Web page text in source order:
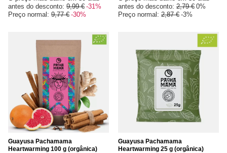
antes do desconto: 9,99 € -31%
Preço normal: 9,77 € -30%
antes do desconto: 2,79 € 0%
Preço normal: 2,87 € -3%
Guayusa Pachamama
Heartwarming 100 g (orgânica)
Guayusa Pachamama
Heartwarming 25 g (orgânica)